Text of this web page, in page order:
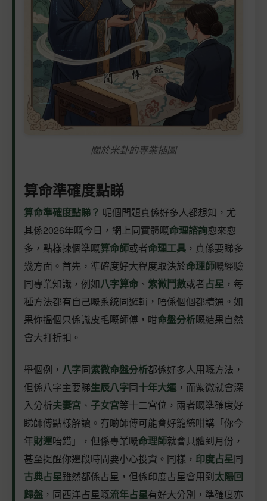
關於米卦的專業插圖
算命準確度點睇
算命準確度點睇？ 呢個問題真係好多人都想知，尤
其係2026年嘅今日，網上同實體嘅命理諮詢愈來愈
多，點樣揀個準嘅算命師或者命理工具 ，真係要睇多
幾方面。首先，準確度好大程度取決於命理師嘅經驗
同專業知識，例如八字算命 、 紫微鬥數或者占星 ，每
種方法都有自己嘅系統同邏輯，唔係個個都精通。如
果你搵個只係識皮毛嘅師傅，咁命盤分析嘅結果自然
會大打折扣。
舉個例， 八字同紫微命盤分析都係好多人用嘅方法，
但係八字主要睇生辰八字同十年大運 ，而紫微就會深
入分析夫妻宮 、 子女宮等十二宮位，兩者嘅準確度好
睇師傅點樣解讀。有啲師傅可能會好籠統咁講「你今
年財運唔錯」，但係專業嘅命理師就會具體到月份，
甚至提醒你邊段時間要小心投資。同樣， 印度占星同
古典占星雖然都係占星，但係印度占星會用到太陽回
歸盤 ，同西洋占星嘅流年占星有好大分別，準確度亦